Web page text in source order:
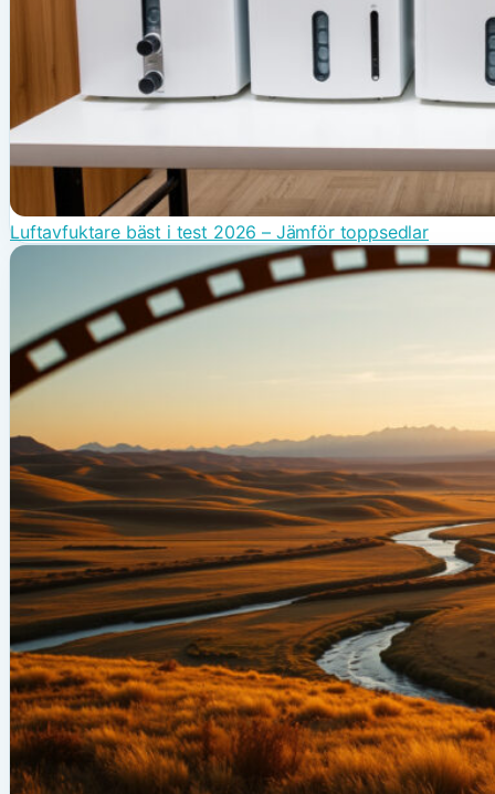
Luftavfuktare bäst i test 2026 – Jämför toppsedlar